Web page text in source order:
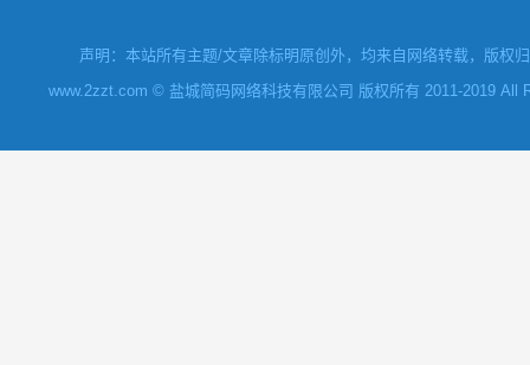
声明：本站所有主题/文章除标明原创外，均来自网络转载，版权
www.2zzt.com © 盐城简码网络科技有限公司 版权所有 2011-2019